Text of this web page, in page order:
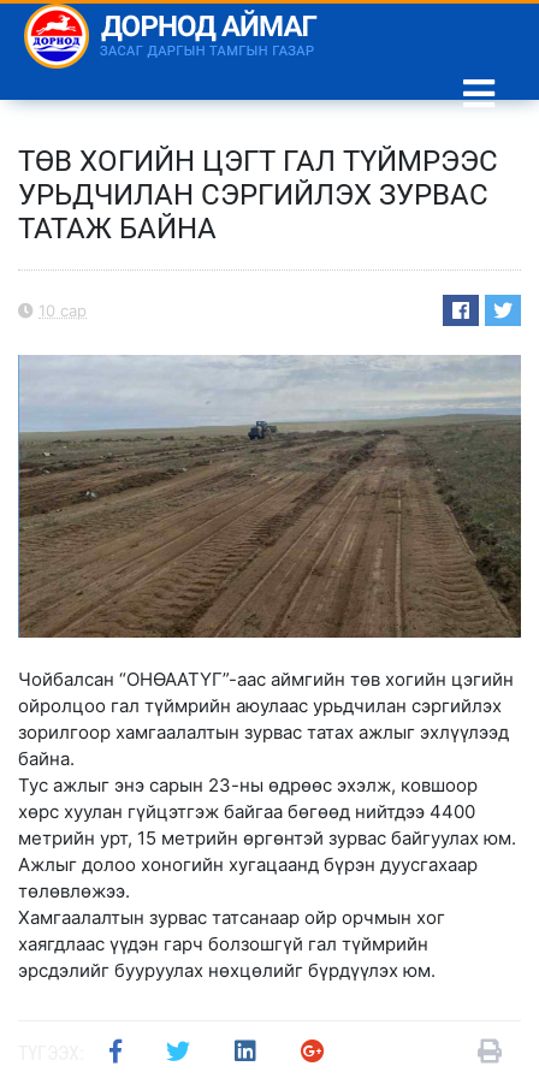
ТӨВ ХОГИЙН ЦЭГТ ГАЛ ТҮЙМРЭЭС
УРЬДЧИЛАН СЭРГИЙЛЭХ ЗУРВАС
ТАТАЖ БАЙНА
10 сар
Чойбалсан “ОНӨААТҮГ”-аас аймгийн төв хогийн цэгийн
ойролцоо гал түймрийн аюулаас урьдчилан сэргийлэх
зорилгоор хамгаалалтын зурвас татах ажлыг эхлүүлээд
байна.
Тус ажлыг энэ сарын 23-ны өдрөөс эхэлж, ковшоор
хөрс хуулан гүйцэтгэж байгаа бөгөөд нийтдээ 4400
метрийн урт, 15 метрийн өргөнтэй зурвас байгуулах юм.
Ажлыг долоо хоногийн хугацаанд бүрэн дуусгахаар
төлөвлөжээ.
Хамгаалалтын зурвас татсанаар ойр орчмын хог
хаягдлаас үүдэн гарч болзошгүй гал түймрийн
эрсдэлийг бууруулах нөхцөлийг бүрдүүлэх юм.